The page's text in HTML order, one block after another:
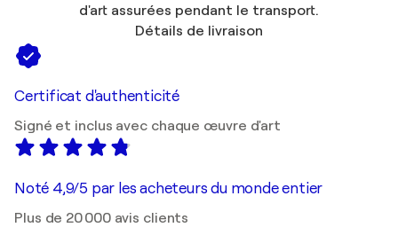
d'art assurées pendant le transport.
Détails de livraison
Certificat d'authenticité
Signé et inclus avec chaque œuvre d'art
Noté 4,9/5 par les acheteurs du monde entier
Plus de 20 000 avis clients